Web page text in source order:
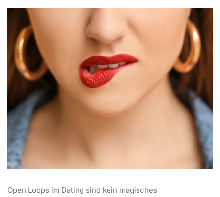
Open Loops im Dating sind kein magisches